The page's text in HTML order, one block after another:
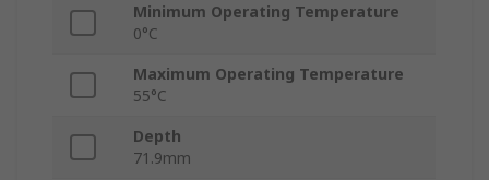
Minimum Operating Temperature
0°C
Maximum Operating Temperature
55°C
Depth
71.9mm